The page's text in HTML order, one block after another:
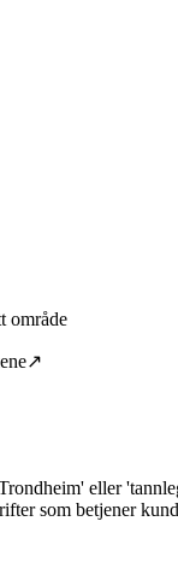
område
↗
eller
som betjener